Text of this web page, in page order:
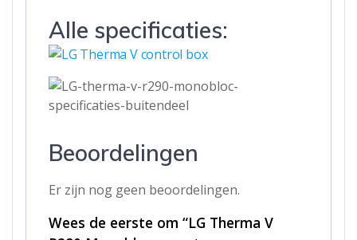
Alle specificaties:
Beoordelingen
Er zijn nog geen beoordelingen.
Wees de eerste om “LG Therma V